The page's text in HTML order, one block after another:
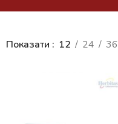
Показати 12 24 36